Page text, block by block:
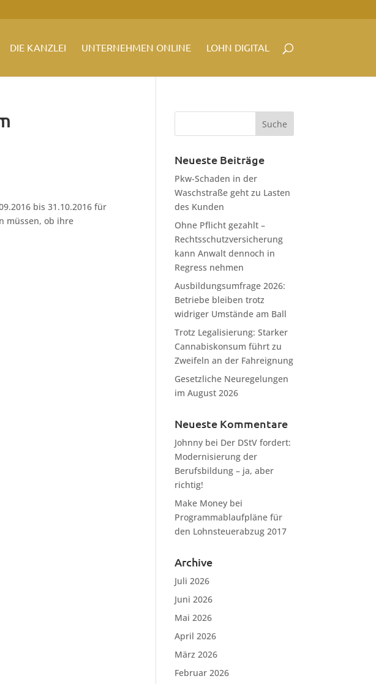
DIE KANZLEI UNTERNEHMEN ONLINE LOHN DIGITAL
bis 31.10.2016 für
müssen, ob ihre
Neueste Beiträge
Pkw-Schaden in der
Waschstraße geht zu Lasten
des Kunden
Ohne Pflicht gezahlt –
Rechtsschutzversicherung
kann Anwalt dennoch in
Regress nehmen
Ausbildungsumfrage 2026:
Betriebe bleiben trotz
widriger Umstände am Ball
Trotz Legalisierung: Starker
Cannabiskonsum führt zu
Zweifeln an der Fahreignung
Gesetzliche Neuregelungen
im August 2026
Neueste Kommentare
Johnny bei Der DStV fordert:
Modernisierung der
Berufsbildung – ja, aber
richtig!
Make Money bei
Programmablaufpläne für
den Lohnsteuerabzug 2017
Archive
Juli 2026
Juni 2026
Mai 2026
April 2026
März 2026
Februar 2026